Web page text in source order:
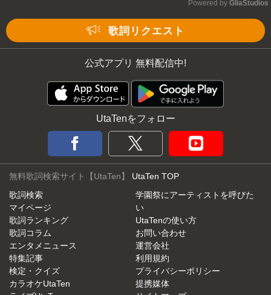
Powered by GliaStudios
歌詞リクエスト
公式アプリ 無料配信中!
UtaTenをフォロー
無料歌詞検索サイト【UtaTen】 UtaTen TOP
歌詞検索
マイページ
歌詞ランキング
歌詞コラム
エンタメニュース
特集記事
検定・クイズ
カラオケUtaTen
学園祭にアーティストを呼びた
い
UtaTenの使い方
お問い合わせ
運営会社
利用規約
プライバシーポリシー
提携媒体